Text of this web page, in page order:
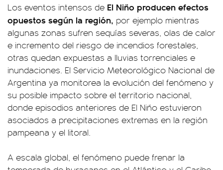
Los eventos intensos de El Niño producen efectos
opuestos según la región, por ejemplo mientras
algunas zonas sufren sequías severas, olas de calor
e incremento del riesgo de incendios forestales,
otras quedan expuestas a lluvias torrenciales e
inundaciones. El Servicio Meteorológico Nacional de
Argentina ya monitorea la evolución del fenómeno y
su posible impacto sobre el territorio nacional,
donde episodios anteriores de El Niño estuvieron
asociados a precipitaciones extremas en la región
pampeana y el litoral.
A escala global, el fenómeno puede frenar la